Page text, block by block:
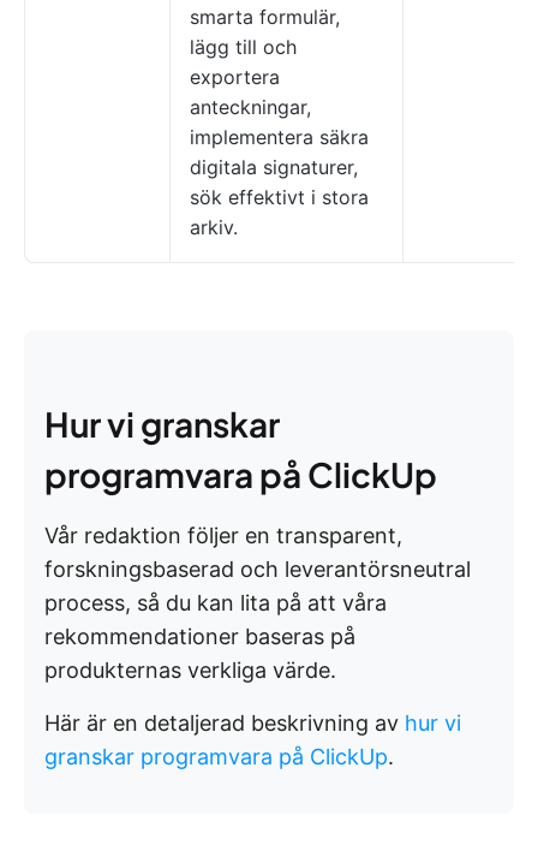
smarta formulär,
lägg till och
exportera
anteckningar,
implementera säkra
digitala signaturer,
sök effektivt i stora
arkiv.
Hur vi granskar
programvara på ClickUp
Vår redaktion följer en transparent,
forskningsbaserad och leverantörsneutral
process, så du kan lita på att våra
rekommendationer baseras på
produkternas verkliga värde.
Här är en detaljerad beskrivning av hur vi
granskar programvara på ClickUp.